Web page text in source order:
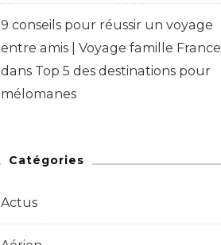
9 conseils pour réussir un voyage
entre amis | Voyage famille France
dans Top 5 des destinations pour
mélomanes
Catégories
Actus